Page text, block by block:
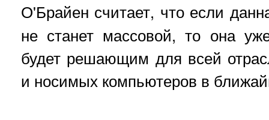
О'Брайен считает, что если
не станет массовой, то она
будет решающим для всей
и носимых компьютеров в